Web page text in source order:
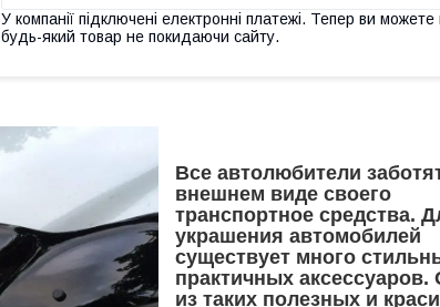
У компанії підключені електронні платежі. Тепер ви можете
будь-який товар не покидаючи сайту.
Все автолюбители
внешнем виде своего
транспортное средства.
украшения автомобилей
существует много
практичных
из таких полезных и